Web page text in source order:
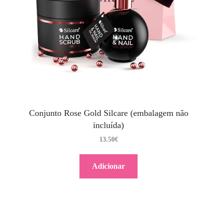
Conjunto Rose Gold Silcare (embalagem não
incluída)
13.50€
Adicionar